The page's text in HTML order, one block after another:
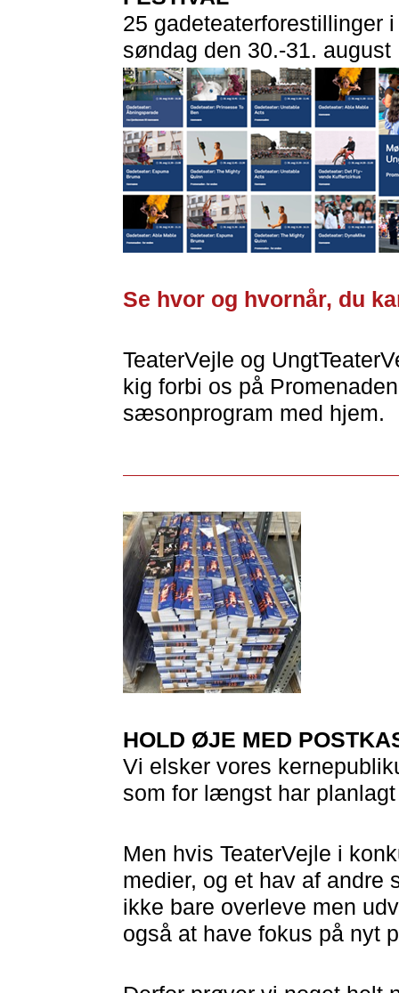
25 gadeteaterforestillinger
søndag den 30.-31. august
Se hvor og hvornår, du
TeaterVejle og
kig forbi os på
sæsonprogram med hjem.
HOLD ØJE MED
Vi elsker vores
som for længst har
Men hvis TeaterVejle i
medier, og et hav af
ikke bare overleve men
også at have fokus på nyt